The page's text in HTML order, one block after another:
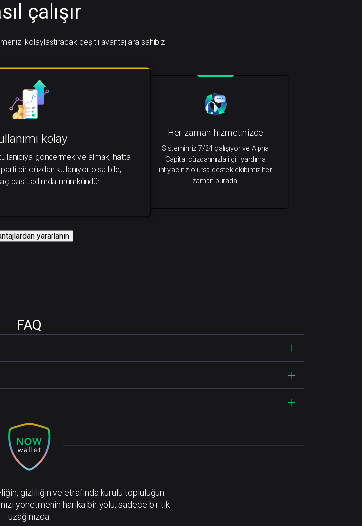
çalışır
kolaylaştıracak çeşitli avantajlara sahibiz
kolay
göndermek ve almak, hatta
bir cüzdan kullanıyor olsa bile,
basit adımda mümkündür.
Her zaman hizmetinizde
Sistemimiz 7/24 çalışıyor ve Alpha
Capital cüzdanınızla ilgili yardıma
ihtiyacınız olursa destek ekibimiz her
zaman burada.
yararlanın
FAQ
gizliliğin ve etrafında kurulu topluluğun
yönetmenin harika bir yolu, sadece bir tık
uzağınızda.